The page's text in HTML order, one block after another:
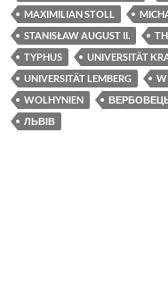
MAXIMILIAN STOLL
STANISŁAW AUGUST II.
TYPHUS
UNIVERSITÄT
UNIVERSITÄT LEMBERG
WOLHYNIEN
ЛЬВІВ